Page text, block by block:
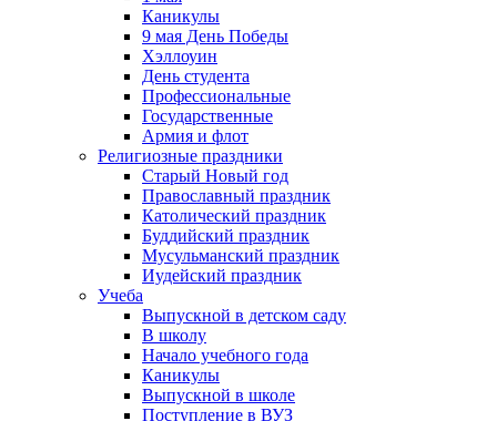
Каникулы
9 мая День Победы
Хэллоуин
День студента
Профессиональные
Государственные
Армия и флот
Религиозные праздники
Старый Новый год
Православный праздник
Католический праздник
Буддийский праздник
Мусульманский праздник
Иудейский праздник
Учеба
Выпускной в детском саду
В школу
Начало учебного года
Каникулы
Выпускной в школе
Поступление в ВУЗ